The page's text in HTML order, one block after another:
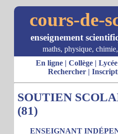
cours-de-
enseignement
maths, physique,
En ligne| Collège| Lycée
Rechercher|
SOUTIEN
(81)
ENSEIGNANT